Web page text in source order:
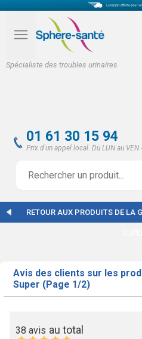
Spécialiste des troubles urinaires
01 61 30 15 94
Prix d'un appel local. Du LUN au VEN
RETOUR AUX PRODUITS DE LA
Avis des clients sur les
Super (Page 1/2)
38 avis au total